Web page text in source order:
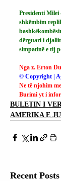
Presidenti
shkëmbim
dërguari i
simpatinë e tij
Nga z. Erton
© Copyright |
Ne të njohim
Burimi yt i
BULETIN I
AMERIKA E
Recent Posts